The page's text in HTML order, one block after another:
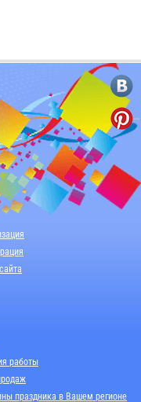
работы
праздника в Вашем регионе